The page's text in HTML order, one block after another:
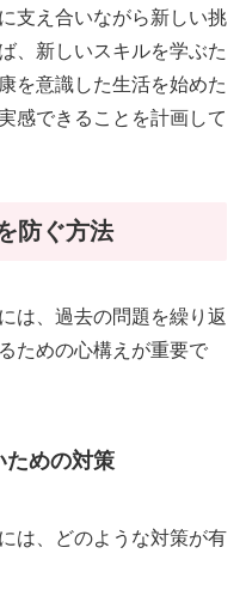
支え合いながら新しい挑
、新しいスキルを学ぶた
を意識した生活を始めた
感できることを計画して
防ぐ方法
は、過去の問題を繰り返
ための心構えが重要で
ための対策
は、どのような対策が有